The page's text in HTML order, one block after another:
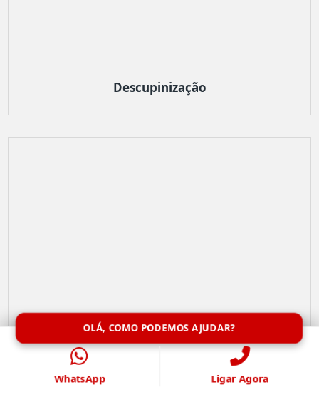
Descupinização
OLÁ, COMO PODEMOS AJUDAR?
WhatsApp Ligar Agora